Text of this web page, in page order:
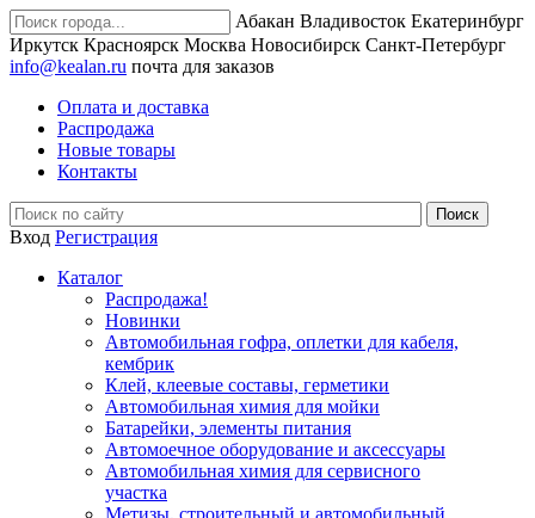
Абакан Владивосток Екатеринбург
Иркутск Красноярск Москва Новосибирск Санкт-Петербург
info@kealan.ru почта для заказов
Оплата и доставка
Распродажа
Новые товары
Контакты
Вход Регистрация
Каталог
Распродажа!
Новинки
Автомобильная гофра, оплетки для кабеля,
кембрик
Клей, клеевые составы, герметики
Автомобильная химия для мойки
Батарейки, элементы питания
Автомоечное оборудование и аксессуары
Автомобильная химия для сервисного
участка
Метизы, строительный и автомобильный